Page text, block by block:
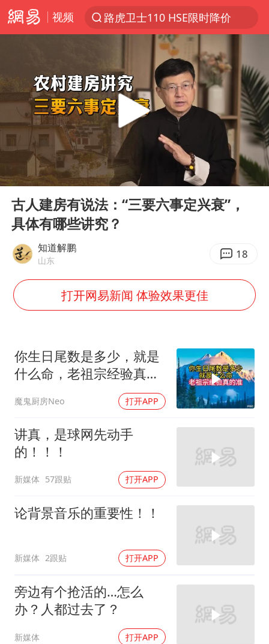
视频
路虎卫士110 HSE限时降价
我国发现稀散金属独立新矿物——乌斯河锗矿
部分银行上调存款利率
小沈阳加盟《披荆斩棘》
新疆生产建设兵团生态环境局原局长被查
朱一龙的鼻子怎么了
律师谈贾冰私人饭局被偷拍
4.2平卫生间补漏注胶花1.55万
国乒连续两站无缘冠军
白海豚路径图
上海地铁4条线路全线停运
湖北启动重大气象灾害三级应急响应
大疆错失宇树
三预警齐发 11个省份有大到暴雨
从科技创新看开局起步的时与势
Play
00:00 02:41
古人建房有说法：“三要六事定兴衰”，
具体有哪些讲究？
知道解鹏
山东 18
打开网易新闻 体验效果更佳
你生日尾数是多少，就是
什么命，老祖宗经验真的
魔鬼厨房Neo 打开APP
讲真，是球网先动手
的！！！
新媒体 57跟贴 打开APP
论背景音乐的重要性！！
新媒体 2跟贴 打开APP
旁边有个抢活的…怎么
办？人都过去了？
新媒体 打开APP